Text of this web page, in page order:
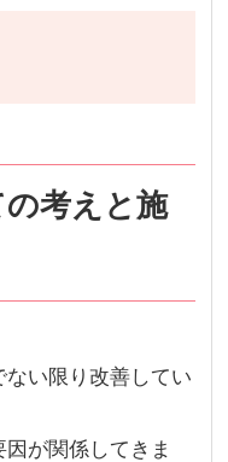
考えと施
い限り改善してい
が関係してきま